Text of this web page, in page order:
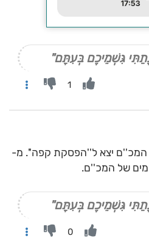
גִּשְׁמֵיכֶם בְּעִתָּם"
1
המכ''ם יצא ל''הפסקת קפה''. מ-
גִּשְׁמֵיכֶם בְּעִתָּם"
0